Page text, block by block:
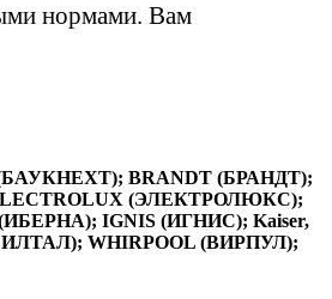
нормами. Вам
BRANDT (БРАНДТ);
(ЭЛЕКТРОЛЮКС);
IGNIS (ИГНИС); Kaiser,
WHIRPOOL (ВИРПУЛ);